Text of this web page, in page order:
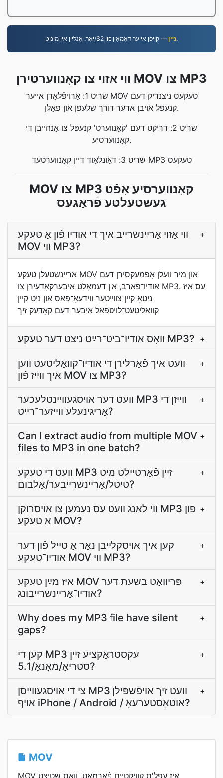
נײן— קויפן אייער דאָמאַין פֿון $2/יאָר. אָנליין אין מינוט.
ווי אזוי צו קאָנווערטירן MOV צו MP3
שריט 1: אַרויפֿלאָדן אייער MOV טעקעס ניצנדיק דעם
קנעפּל אויבן אדער דורך שלעפּן און פאַלן.
שריט 2: דריקט דעם 'קאָנווערט' קנעפּל צו אָנהייבן די
קאָנווערסיע.
שריט 3: דאַונלאָוד דיין קאָנווערטעד MP3 טעקעס
MOV צו MP3 קאָנווערסיע אָפֿט
געשטעלטע פֿראַגעס
ווי אַזוי אַרײַנשרײַב איך די אודיו פֿון אַ טעקע
MOV װי MP3?
+
אַרײַנשטעלן טעקע MOV און מיר װעלן אָפּמעקסירן דעם
אודיו־פֿאַרב, און דעמאָלט איבערקאָדעירן צו MP3. עס איז
ניטאָ קיין צווייטער ווידעאָ־פּאַס און ניט קיין
קװאַליטעט־לױטפֿאַל איבער דעם קאָדעק זיך
וואָס אודיו־ביט־רײַט ניצט דער טעקע MP3? +
װעט איך פֿאַרלירן די אודיו־קװאַליטעט װען
איך װײַז פֿון MOV צו MP3?
+
װעט דער אױסגעװײנטלעכער MP3 װײַזן די
אָריגינעלע װײַזער־רײט?
+
Can I extract audio from multiple MOV
files to MP3 in one batch?
+
װעט די טעקע MP3 זײַן פֿאַרטײלט מיט
טיטל/אַרײַנשרײַבער/אַלבום?
+
ווי לאַנג װעט עס נעמען צו אױסרוקן MP3 פֿון
אַ טעקע MOV?
+
קען איך אױסקלײַבן נאָר אַ טייל פֿון דער
אודיו־טעקע MOV װי MP3?
+
איז מײַן טעקע MOV פּריוואַט בשעת דער
אודיו־אַרײַנשרײַבונג?
+
Why does my MP3 file have silent
gaps?
+
קען די MP3 עקסטראַקציע זײַן
סטריאָ/מאָנאָ/5.1?
+
צי די אױסגעװײסן MP3 װעט זיך אױפֿשפּילן
אױף iPhone / Android / אוטאָסטערעאָ?
+
MOV
MOV איז עפּל'ס קוויקטיים פֿאָרמאַט, וואָס שטיצט